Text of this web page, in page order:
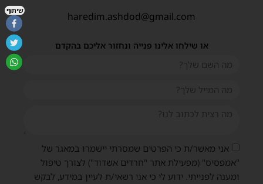
haredim.ashdod@gmail.com
או שילחו אלינו פנייה ונחזור אליכם בהקדם
אני מאשר/ת כי הפרטים שמסרתי יישמרו במאגר של
"אמפסיס" (מפעילת אתר "חרדים אשדוד") לצורך טיפול
ומענה לפנייתי. ידוע לי כי אני רשאי/ת לעיין במידע, לבקש
שיתוף